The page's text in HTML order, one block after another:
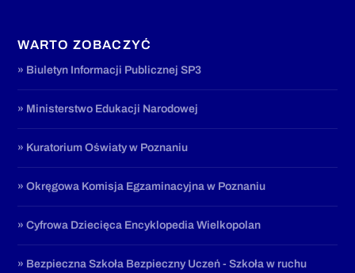
WARTO ZOBACZYĆ
» Biuletyn Informacji Publicznej SP3
» Ministerstwo Edukacji Narodowej
» Kuratorium Oświaty w Poznaniu
» Okręgowa Komisja Egzaminacyjna w Poznaniu
» Cyfrowa Dziecięca Encyklopedia Wielkopolan
» Bezpieczna Szkoła Bezpieczny Uczeń - Szkoła w ruchu